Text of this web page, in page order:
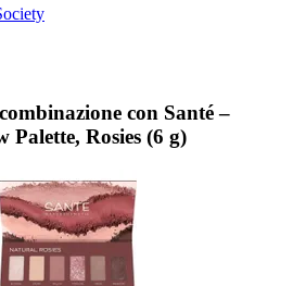
con Santé –
Palette, Rosies (6 g)